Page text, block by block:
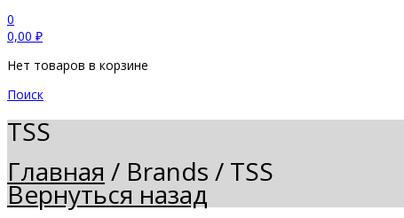
0
0,00 ₽
Нет товаров в корзине
Поиск
TSS
Главная / Brands / TSS
Вернуться назад